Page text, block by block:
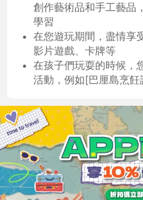
創作藝術品和手工藝品
學習
在您遊玩期間，盡情享
影片遊戲、卡牌等
在孩子們玩耍的時候，
活動，例如[巴厘島烹